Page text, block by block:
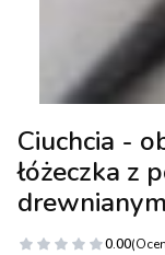
Ciuchcia -
łóżeczka z
0.00